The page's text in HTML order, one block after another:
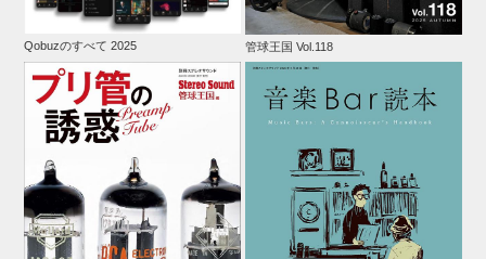
Qobuzのすべて 2025 管球王国 Vol.118